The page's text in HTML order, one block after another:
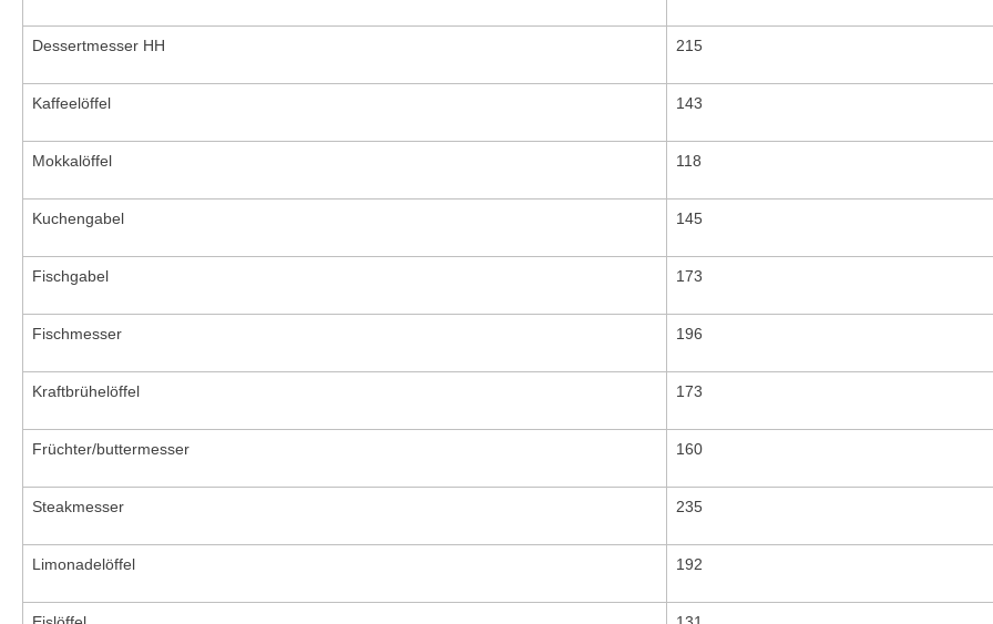
Dessertmesser HH 215
Kaffeelöffel 143
Mokkalöffel 118
Kuchengabel 145
Fischgabel 173
Fischmesser 196
Kraftbrühelöffel 173
Früchter/buttermesser 160
Steakmesser 235
Limonadelöffel 192